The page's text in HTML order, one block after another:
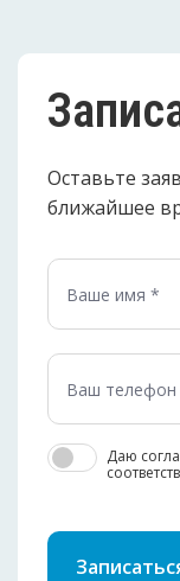
Оставьте
ближайшее
Даю